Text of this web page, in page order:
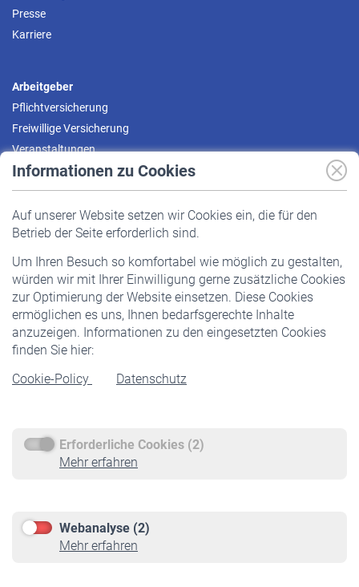
Informationen zu Cookies
Auf unserer Website setzen wir Cookies ein, die für den
Betrieb der Seite erforderlich sind.
Um Ihren Besuch so komfortabel wie möglich zu gestalten,
würden wir mit Ihrer Einwilligung gerne zusätzliche Cookies
zur Optimierung der Website einsetzen. Diese Cookies
ermöglichen es uns, Ihnen bedarfsgerechte Inhalte
anzuzeigen. Informationen zu den eingesetzten Cookies
finden Sie hier:
Cookie-Policy
Datenschutz
Erforderliche Cookies (2)
Mehr erfahren
Webanalyse (2)
Mehr erfahren
Presse
Karriere
Arbeitgeber
Pflichtversicherung
Freiwillige Versicherung
Veranstaltungen
Pflichtversicherung
Staatliche Förderung
Veranstaltungen
Rentner
Rentenbeginn
Rente beantragen
Service
Informationen
Online-Rechner
VBLnewsletter